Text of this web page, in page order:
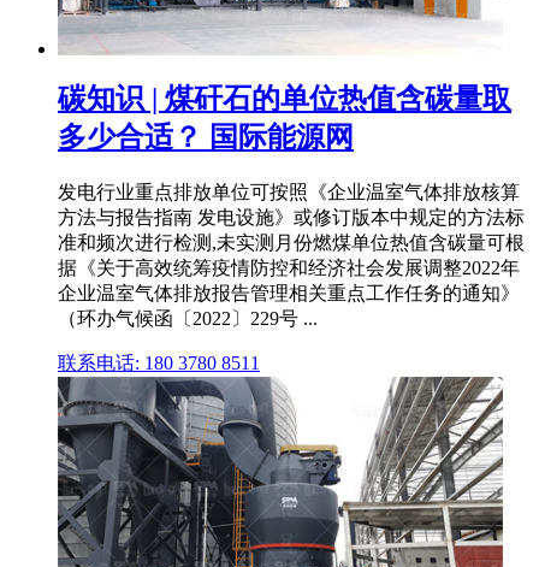
碳知识 | 煤矸石的单位热值含碳量取
多少合适？ 国际能源网
发电行业重点排放单位可按照《企业温室气体排放核算
方法与报告指南 发电设施》或修订版本中规定的方法标
准和频次进行检测,未实测月份燃煤单位热值含碳量可根
据《关于高效统筹疫情防控和经济社会发展调整2022年
企业温室气体排放报告管理相关重点工作任务的通知》
（环办气候函〔2022〕229号 ...
联系电话: 180 3780 8511